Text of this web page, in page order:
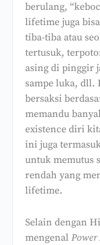
berulang,
lifetime juga
tiba-tiba atau
tertusuk,
asing di pinggir
sampe luka, dll.
bersaksi
memandu
existence diri
ini juga
untuk memutus
rendah yang
lifetime.
Selain dengan
mengenal